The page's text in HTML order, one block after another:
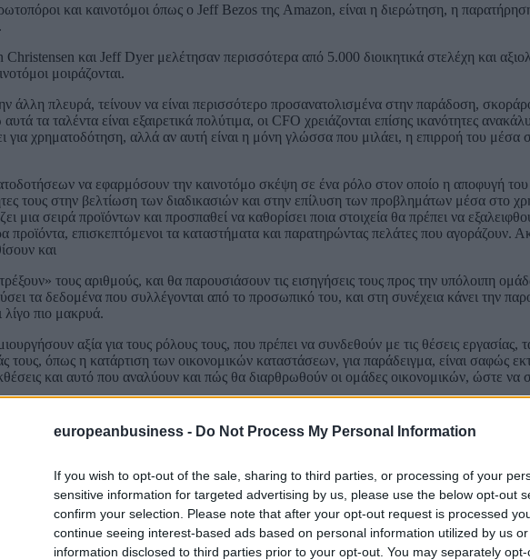
europeanbusiness - Do Not Process My Personal Information
If you wish to opt-out of the sale, sharing to third parties, or processing of your
sensitive information for targeted advertising by us, please use the below opt-out
confirm your selection. Please note that after your opt-out request is processed
continue seeing interest-based ads based on personal information utilized by us
information disclosed to third parties prior to your opt-out. You may separately
και καινοτόμοι όπως ο Jeff Bezos της Amazon, είναι η διερώτηση, η
και Jeff Dyer μελέτησαν περισσότερα από 5.000 διοικητικά στελέχη και
μοιράζονται.
άλλη πλευρά, τείνουν να είναι περισσότερο προσανατολισμένα στην παράδοση,
τα ταλέντα είναι εξαιρετικά πολύτιμα, οι CFO χρειάζονται επίσης ικανότητες
για χρηματοδότηση, αλλά αν αυτή είναι η μόνη γλώσσα που μιλάει, η επιρροή του μέσα
να εφαρμόσουν την καινοτόμο σκέψη σε ένα ρόλο στον οποίο η αποφυγή του
τους στην βελτίωση των διαδικασιών και στην επίλυση των προβλημάτων μέσα στο
μια σειρά προϊόντων και προσπαθεί να καθορίσει ποια στοιχεία θα πρέπει να
προϊόντα, επισκεπτόμενοι τα καταστήματα και παρατηρώντας πελάτες που αγοράζουν.
και
τους αριθμούς, και θα παρουσιάσουν τις εισηγήσεις τους προς την υπόλοιπη
τα δεδομένα που συλλέγονται από το προσωπικό του, και στη συνέχεια κάνει την
λίγο πιο μακρυά.
αξία για τους ρόλους τους, που πρέπει να συνδεθούν με τις θέσεις εργασίας,
τους, όπως η κατάρτιση των οικονομικών καταστάσεων, για παράδειγμα, είναι σαφώς
και αυτό που αναλύουν και πώς θα διαρθρωθούν οι ομάδες οικονομικών, ώστε να
συμπεριφορές, ή αναζήτηση του καινούργιου αποτελεί όλο και πιο πολύ